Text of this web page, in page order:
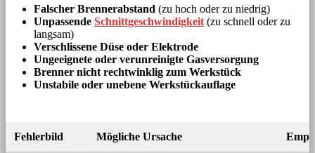
Falscher Brennerabstand (zu hoch oder zu niedrig)
Unpassende Schnittgeschwindigkeit (zu schnell oder zu
langsam)
Verschlissene Düse oder Elektrode
Ungeeignete oder verunreinigte Gasversorgung
Brenner nicht rechtwinklig zum Werkstück
Unstabile oder unebene Werkstückauflage
Fehlerbild Mögliche Ursache